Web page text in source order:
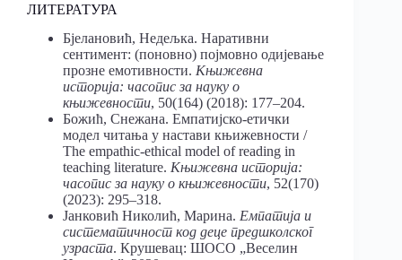
ЛИТЕРАТУРА
Бјелановић, Недељка. Наративни
сентимент: (поновно) појмовно одијевање
прозне емотивности. Kњижевна
историја: часопис за науку о
књижевности, 50(164) (2018): 177–204.
Божић, Снежана. Емпатијско-етички
модел читања у настави књижевности /
The empathic-ethical model of reading in
teaching literature. Kњижевна историја:
часопис за науку о књижевности, 52(170)
(2023): 295–318.
Јанковић Николић, Марина. Емпатија и
систематичност код деце предшколског
узраста. Крушевац: ШОСО „Веселин